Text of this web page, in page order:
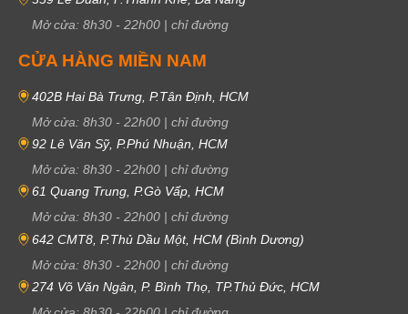
Mở cửa: 8h30 - 22h00 | chỉ đường
CỬA HÀNG MIỀN NAM
402B Hai Bà Trưng, P.Tân Định, HCM
Mở cửa: 8h30 - 22h00 | chỉ đường
92 Lê Văn Sỹ, P.Phú Nhuận, HCM
Mở cửa: 8h30 - 22h00 | chỉ đường
61 Quang Trung, P.Gò Vấp, HCM
Mở cửa: 8h30 - 22h00 | chỉ đường
642 CMT8, P.Thủ Dầu Một, HCM (Bình Dương)
Mở cửa: 8h30 - 22h00 | chỉ đường
274 Võ Văn Ngân, P. Bình Thọ, TP.Thủ Đức, HCM